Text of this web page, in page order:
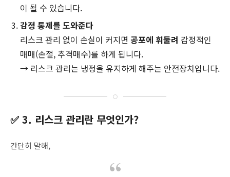
이 될 수 있습니다.
감정 통제를 도와준다
리스크 관리 없이 손실이 커지면 공포에 휘둘려 감정적인
매매(손절, 추격매수)를 하게 됩니다.
→ 리스크 관리는 냉정을 유지하게 해주는 안전장치입니다.
✅ 3. 리스크 관리란 무엇인가?
간단히 말해,